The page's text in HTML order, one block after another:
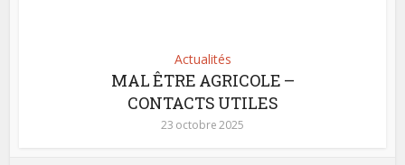
Actualités
MAL ÊTRE AGRICOLE –
CONTACTS UTILES
23 octobre 2025